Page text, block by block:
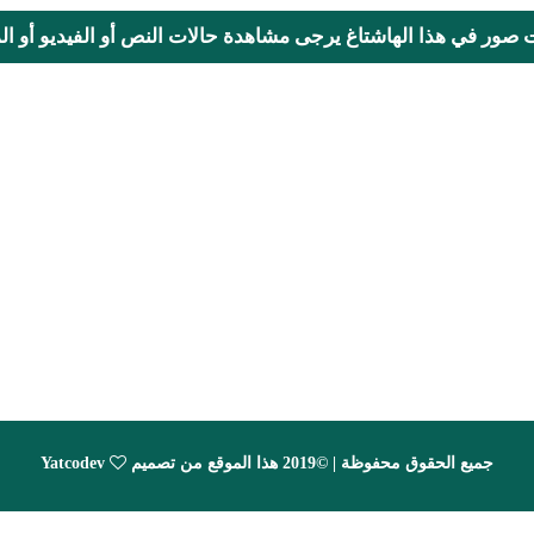
صور في هذا الهاشتاغ يرجى مشاهدة حالات النص أو الفيديو أو
جميع الحقوق محفوظة | ©2019 هذا الموقع من تصميم Yatcodev